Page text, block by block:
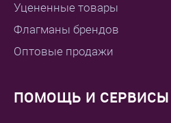
Уцененные товары
Флагманы брендов
Оптовые продажи
ПОМОЩЬ И СЕРВИСЫ